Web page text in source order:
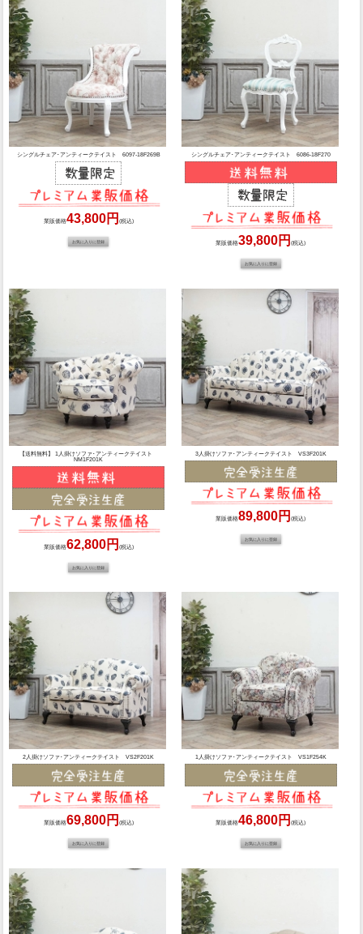
シングルチェア･アンティークテイスト 6097-18F269B
業販価格43,800円 (税込)
シングルチェア･アンティークテイスト 6086-18F270
業販価格39,800円(税込)
【送料無料】 1人掛けソファ･アンティークテイスト
NM1F201K
業販価格62,800円 (税込)
3人掛けソファ･アンティークテイスト VS3F201K
業販価格89,800円(税込)
2人掛けソファ･アンティークテイスト VS2F201K
業販価格69,800円 (税込)
1人掛けソファ･アンティークテイスト VS1F254K
業販価格46,800円(税込)